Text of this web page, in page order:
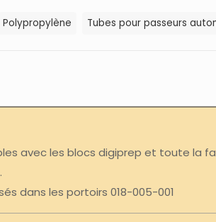
Polypropylène Tubes pour passeurs
avec les blocs digiprep et toute la
dans les portoirs 018-005-001